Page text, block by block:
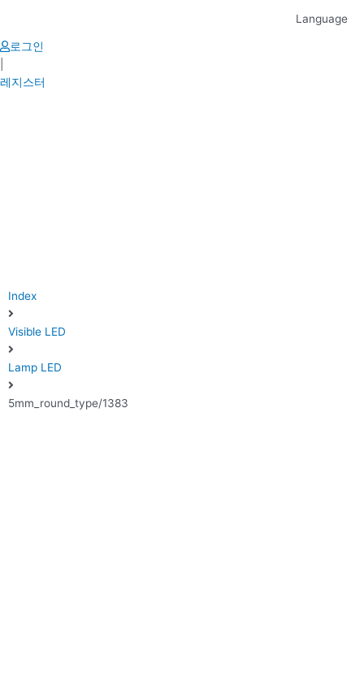
content
Language
로그인
레지스터
Index
Visible LED
Lamp LED
5mm_round_type/1383